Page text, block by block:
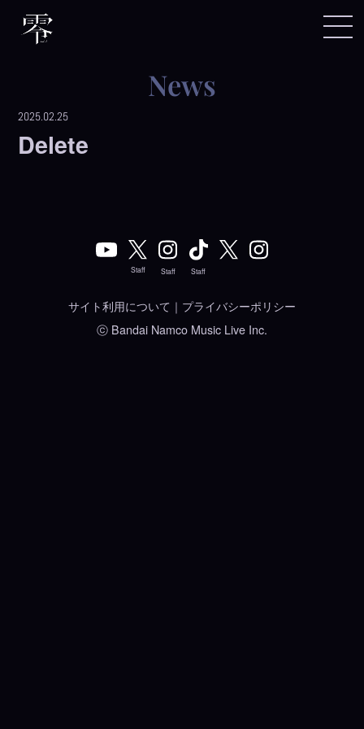
news
2025.02.25
Delete
Staff Staff Staff
サイト利用について ｜ プライバシーポリシー
ⓒ Bandai Namco Music Live Inc.